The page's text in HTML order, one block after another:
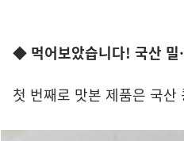
◆ 먹어보았습니다! 국산 밀
첫 번째로 맛본 제품은 국산